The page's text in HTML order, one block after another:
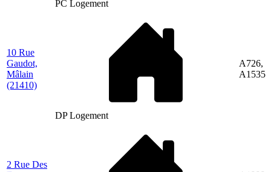
PC Logement
10 Rue
Gaudot,
Mâlain
(21410)
DP Logement
A726,
A1535
2 Rue Des